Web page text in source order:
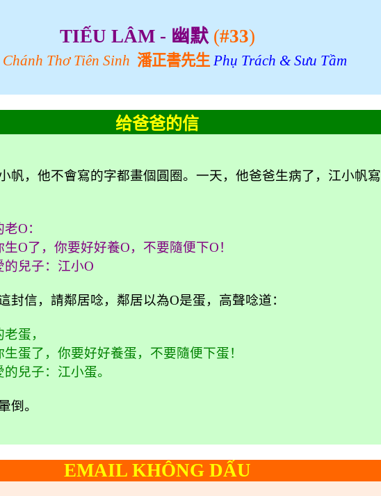
TIẾU LÂM - 幽默 (#33)
Thơ Tiên Sinh 潘正書先生 Phụ Trách & Sưu Tầm
给爸爸的信
帆，他不會寫的字都畫個圓圈。一天，他爸爸生病了，江小帆寫
老O：
生O了，你要好好養O，不要隨便下O！
的兒子：江小O
封信，請鄰居唸，鄰居以為O是蛋，高聲唸道：
蛋，
生蛋了，你要好好養蛋，不要隨便下蛋！
兒子：江小蛋。
倒。
EMAIL KHÔNG DẤU